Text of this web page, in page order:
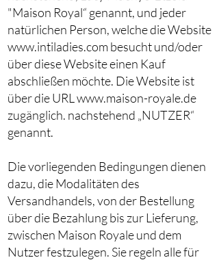
"Maison Royal“ genannt, und jeder
natürlichen Person, welche die Website
www.intiladies.com besucht und/oder
über diese Website einen Kauf
abschließen möchte. Die Website ist
über die URL www.maison-royale.de
zugänglich. nachstehend „NUTZER“
genannt.
Die vorliegenden Bedingungen dienen
dazu, die Modalitäten des
Versandhandels, von der Bestellung
über die Bezahlung bis zur Lieferung,
zwischen Maison Royale und dem
Nutzer festzulegen. Sie regeln alle für